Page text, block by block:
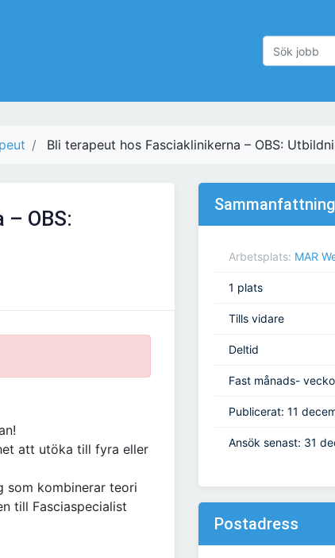
Bli terapeut hos Fasciaklinikerna – OBS:
OBS:
att utöka till fyra eller
som kombinerar teori
till Fasciaspecialist
Sammanfattning
Arbetsplats: MAR
1 plats
Tills vidare
Deltid
Fast månads-
Publicerat: 11
Ansök senast: 31
Postadress